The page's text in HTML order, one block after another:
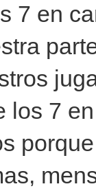
7 en
los 7